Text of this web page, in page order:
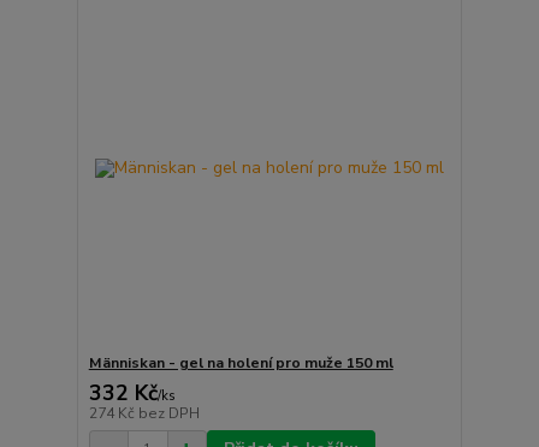
Människan - gel na holení pro muže 150 ml
332 Kč/ks
274 Kč bez DPH